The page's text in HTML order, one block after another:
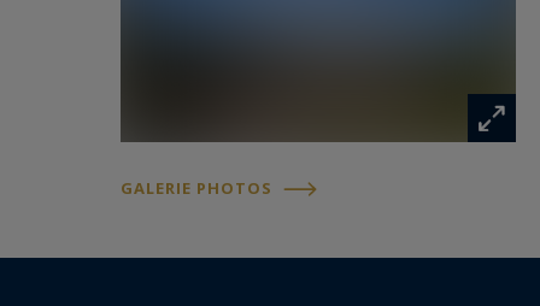
GALERIE PHOTOS